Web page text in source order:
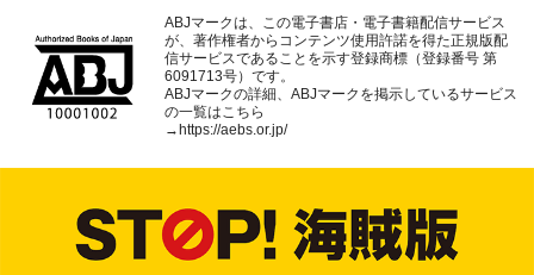
ABJマークは、この電子書店・電子書籍配信サービス
が、著作権者からコンテンツ使用許諾を得た正規版配
信サービスであることを示す登録商標（登録番号 第
6091713号）です。
ABJマークの詳細、ABJマークを掲示しているサービス
の一覧はこちら
→ https://aebs.or.jp/